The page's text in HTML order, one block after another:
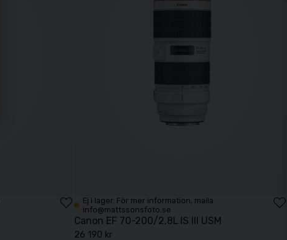
Ej i lager. För mer information, maila
info@mattssonsfoto.se
Canon EF 70-200/2,8L IS III USM
26 190 kr